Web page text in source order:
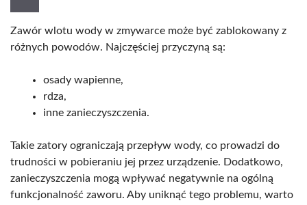
Zawór wlotu wody w zmywarce może być zablokowany z
różnych powodów. Najczęściej przyczyną są:
osady wapienne,
rdza,
inne zanieczyszczenia.
Takie zatory ograniczają przepływ wody, co prowadzi do
trudności w pobieraniu jej przez urządzenie. Dodatkowo,
zanieczyszczenia mogą wpływać negatywnie na ogólną
funkcjonalność zaworu. Aby uniknąć tego problemu, warto